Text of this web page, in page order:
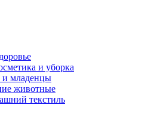
и уборка
и младенцы
животные
текстиль